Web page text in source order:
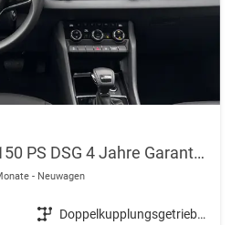
Selection 1.5 TSI 150 PS DSG 4 Jahre Garantie-Anhängerkupplung-Keyless Start-AppleCarPlay-AndroidAuto-Sunset-Tempomat-2-Zonen-Klima-16''Alu
Neuwagen
Getriebe
Doppelkupplungsgetriebe (DSG)